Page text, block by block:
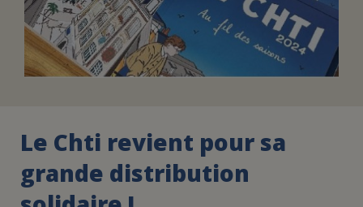
Le Chti revient pour sa
grande distribution